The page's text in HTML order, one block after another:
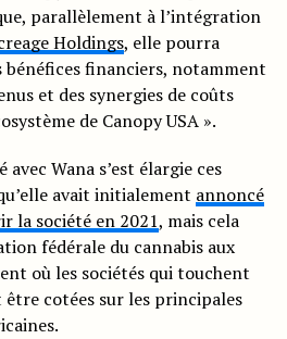
parallèlement à l’intégration
Holdings, elle pourra
financiers, notamment
et des synergies de coûts
de Canopy USA ».
Wana s’est élargie ces
avait initialement annoncé
la société en 2021, mais cela
fédérale du cannabis aux
où les sociétés qui touchent
cotées sur les principales